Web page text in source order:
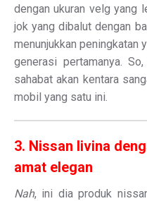
dengan ukuran velg yang
jok yang dibalut dengan
menunjukkan peningkatan
generasi pertamanya.
sahabat akan kentara
mobil yang satu ini.
3. Nissan livina
amat elegan
Nah, ini dia produk